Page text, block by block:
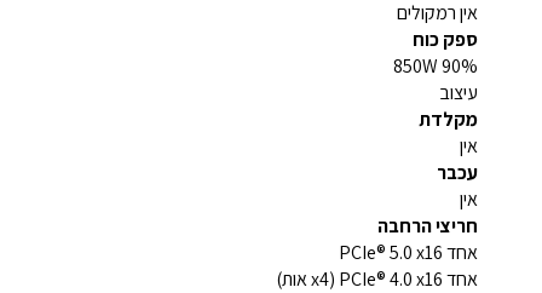
אין רמקולים
ספק כוח
850W 90%
עיצוב
מקלדת
אין
עכבר
אין
חריצי הרחבה
אחד PCIe® 5.0 x16
אחד PCIe® 4.0 x16 (x4 אות)